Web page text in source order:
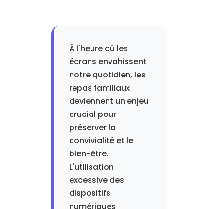
À l'heure où les
écrans envahissent
notre quotidien, les
repas familiaux
deviennent un enjeu
crucial pour
préserver la
convivialité et le
bien-être.
L'utilisation
excessive des
dispositifs
numériques